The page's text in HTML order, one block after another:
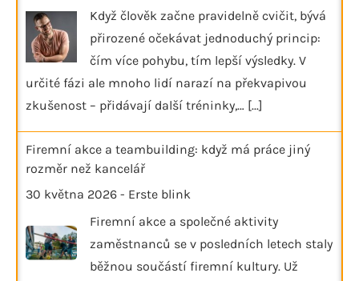
Když člověk začne pravidelně cvičit, bývá
přirozené očekávat jednoduchý princip:
čím více pohybu, tím lepší výsledky. V
určité fázi ale mnoho lidí narazí na překvapivou
zkušenost – přidávají další tréninky,… [...]
Firemní akce a teambuilding: když má práce jiný
rozměr než kancelář
30 května 2026 - Erste blink
Firemní akce a společné aktivity
zaměstnanců se v posledních letech staly
běžnou součástí firemní kultury. Už